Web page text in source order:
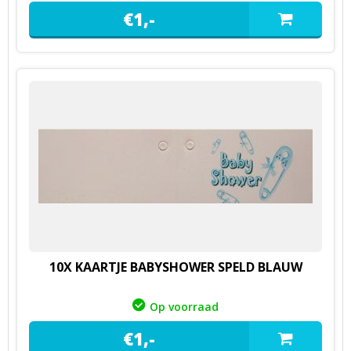
€1,-
10X KAARTJE BABYSHOWER SPELD BLAUW
Op voorraad
€1,-